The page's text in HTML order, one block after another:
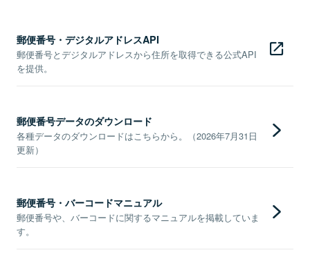
郵便番号・デジタルアドレスAPI
郵便番号とデジタルアドレスから住所を取得できる公式API
を提供。
郵便番号データのダウンロード
各種データのダウンロードはこちらから。（2026年7月31日
更新）
郵便番号・バーコードマニュアル
郵便番号や、バーコードに関するマニュアルを掲載していま
す。